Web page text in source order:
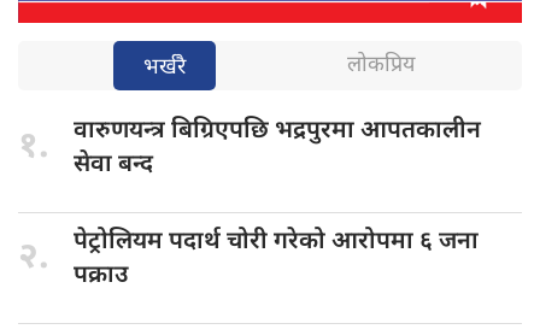
भर्खरै लोकप्रिय
१. वारुणयन्त्र बिग्रिएपछि भद्रपुरमा आपतकालीन
सेवा बन्द
२. पेट्रोलियम पदार्थचोरी गरेको आरोपमा ६ जना
पक्राउ